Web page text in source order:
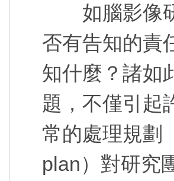
如腦影像研
否有告知的責
知什麼？諸如
題，不僅引起
常的處理規劃
plan）對研究